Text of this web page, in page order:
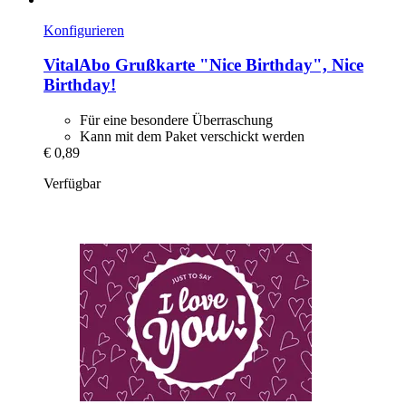
Konfigurieren
VitalAbo Grußkarte "Nice Birthday", Nice
Birthday!
Für eine besondere Überraschung
Kann mit dem Paket verschickt werden
€ 0,89
Verfügbar